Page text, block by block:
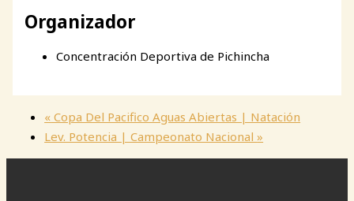
Organizador
Concentración Deportiva de Pichincha
« Copa Del Pacifico Aguas Abiertas | Natación
Lev. Potencia | Campeonato Nacional»